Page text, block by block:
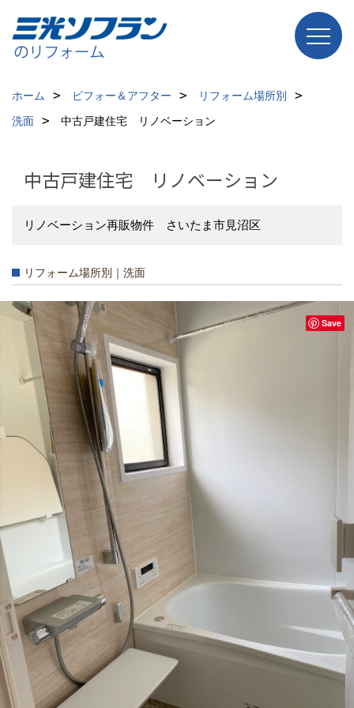
ホーム ビフォー＆アフター
リフォーム場所別
洗面
中古戸建住宅 リノベーション
中古戸建住宅 リノベーション
リノベーション再販物件 さいたま市見沼区
リフォーム場所別｜洗面
Save